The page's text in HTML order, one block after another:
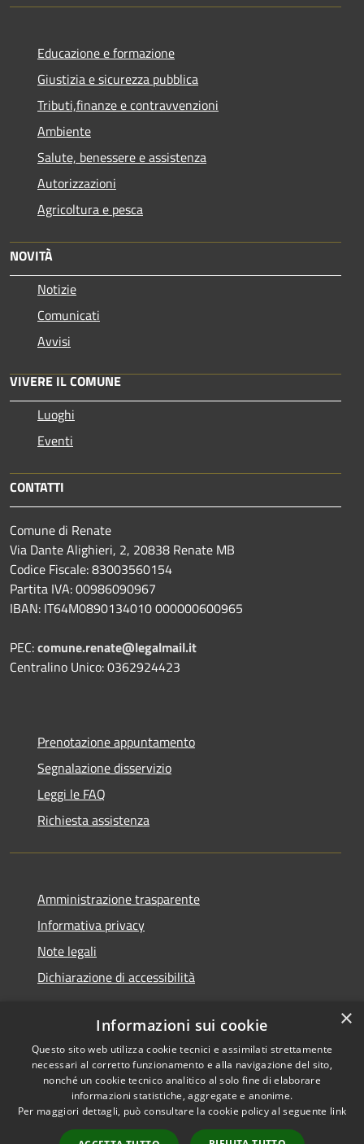
Educazione e formazione
Giustizia e sicurezza pubblica
Tributi,finanze e contravvenzioni
Ambiente
Salute, benessere e assistenza
Autorizzazioni
Agricoltura e pesca
NOVITÀ
Notizie
Comunicati
Avvisi
VIVERE IL COMUNE
Luoghi
Eventi
CONTATTI
Comune di Renate
Via Dante Alighieri, 2, 20838 Renate MB
Codice Fiscale: 83003560154
Partita IVA: 00986090967
IBAN: IT64M0890134010 000000600965
PEC:comune.renate@legalmail.it
Centralino Unico: 0362924423
Prenotazione appuntamento
Segnalazione disservizio
Leggi le FAQ
Richiesta assistenza
Amministrazione trasparente
Informativa privacy
Note legali
Dichiarazione di accessibilità
RSS
Accessibilità
Cookie
Mappa del sito
Copyright © 2026 • Comune di
Renate • Powered by
Municipium•Accesso
redazione
×
Informazioni sui cookie
Questo sito web utilizza cookie tecnici e assimilati strettamente
necessari al corretto funzionamento e alla navigazione del sito,
nonché un cookie tecnico analitico al solo fine di elaborare
informazioni statistiche, aggregate e anonime.
Per maggiori dettagli, può consultare la cookie policy al seguente link